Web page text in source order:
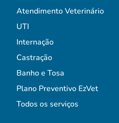
Atendimento Veterinário
UTI
Internação
Castração
Banho e Tosa
Plano Preventivo EzVet
Todos os serviços